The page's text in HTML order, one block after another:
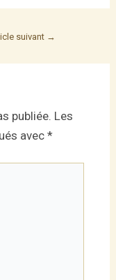
suivant →
publiée. Les
avec *